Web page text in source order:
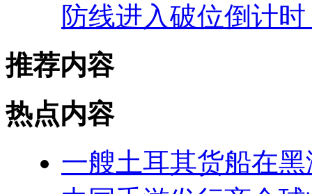
防线进入破位倒计
推荐内容
热点内容
一艘土耳其货船在